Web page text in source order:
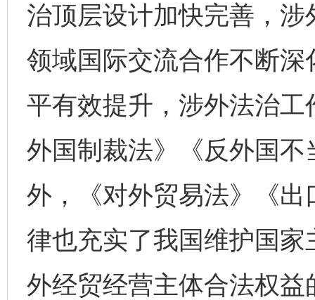
治顶层设计加快完善，
领域国际交流合作不断
平有效提升，涉外法治
外国制裁法》《反外国
外，《对外贸易法》《
律也充实了我国维护国
外经贸经营主体合法权